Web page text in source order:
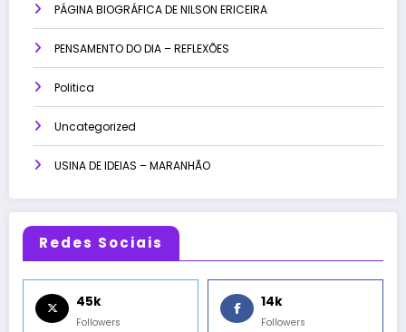
PÁGINA BIOGRÁFICA DE NILSON ERICEIRA
PENSAMENTO DO DIA – REFLEXÕES
Politica
Uncategorized
USINA DE IDEIAS – MARANHÃO
Redes Sociais
45k
Followers
14k
Followers